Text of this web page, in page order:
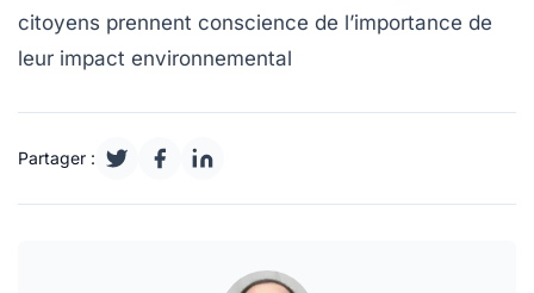
citoyens prennent conscience de l’importance de
leur impact environnemental
Partager :